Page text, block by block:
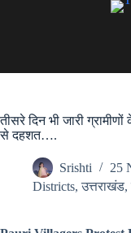
तीसरे दिन भी जारी
से दहशत….
Srishti
25
Districts,उत्तराखंड,